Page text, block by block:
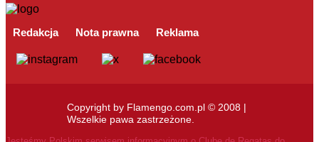
Redakcja Nota prawna Reklama
Copyright by Flamengo.com.pl © 2008 |
Wszelkie pawa zastrzeżone.